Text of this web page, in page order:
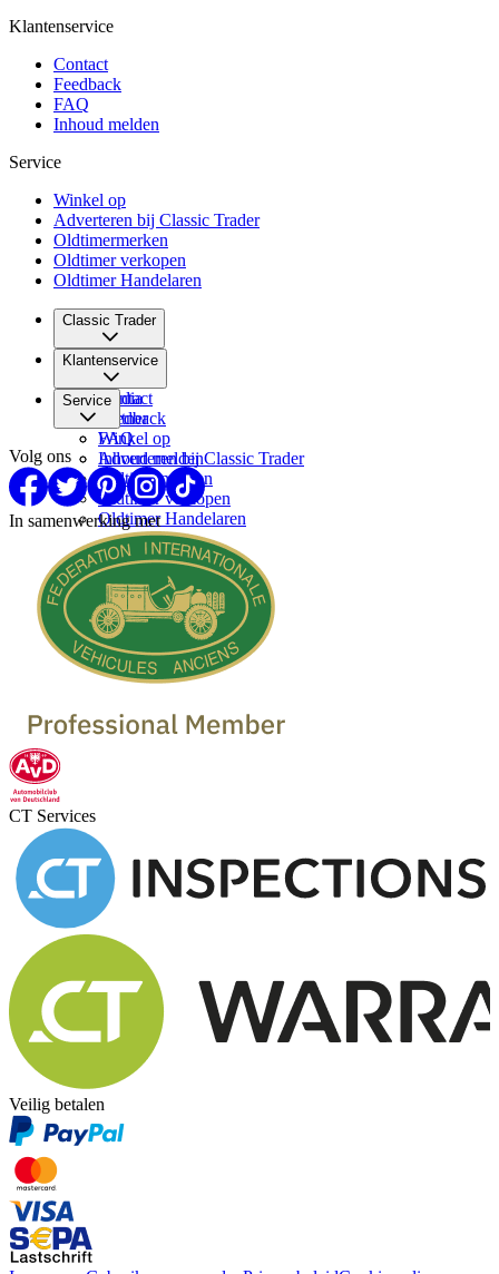
Klantenservice
Contact
Feedback
FAQ
Inhoud melden
Service
Winkel op
Adverteren bij Classic Trader
Oldtimermerken
Oldtimer verkopen
Oldtimer Handelaren
Classic Trader
Over ons
Vacatures
Media
Partner
Klantenservice
Contact
Feedback
FAQ
Inhoud melden
Service
Winkel op
Adverteren bij Classic Trader
Oldtimermerken
Oldtimer verkopen
Oldtimer Handelaren
Volg ons
In samenwerking met
CT Services
Veilig betalen